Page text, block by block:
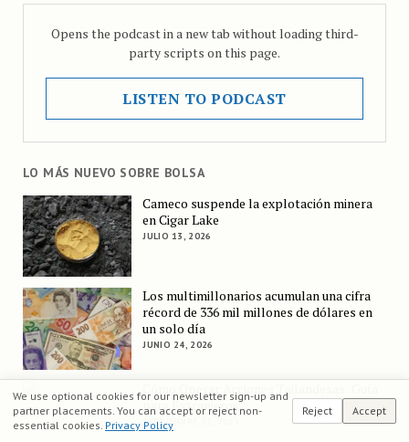
Opens the podcast in a new tab without loading third-
party scripts on this page.
LISTEN TO PODCAST
LO MÁS NUEVO SOBRE BOLSA
Cameco suspende la explotación minera
en Cigar Lake
JULIO 13, 2026
Los multimillonarios acumulan una cifra
récord de 336 mil millones de dólares en
un solo día
JUNIO 24, 2026
Cómo Operar Acciones Tailandesas: Guía
para Extranjeros
SEPTIEMBRE 22, 2025
We use optional cookies for our newsletter sign-up and
partner placements. You can accept or reject non-
essential cookies. Privacy Policy
Reject Accept